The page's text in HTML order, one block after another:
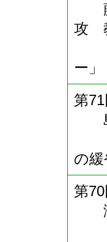
藤
攻
「
ー」
第
島
「
の緩
第
演
（